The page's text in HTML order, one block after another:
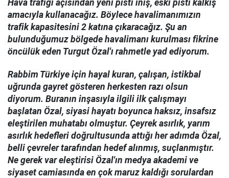
Hava trafiği açısından yeni pisti iniş, eski pisti kalkış
amacıyla kullanacağız. Böylece havalimanımızın
trafik kapasitesini 2 katına çıkaracağız. Şu an
bulunduğumuz bölgede havalimanı kurulması fikrine
öncülük eden Turgut Özal'ı rahmetle yad ediyorum.
Rabbim Türkiye için hayal kuran, çalışan, istikbal
uğrunda gayret gösteren herkesten razı olsun
diyorum. Buranın inşasıyla ilgili ilk çalışmayı
başlatan Özal, siyasi hayatı boyunca haksız, insafsız
eleştirilen muhatabı olmuştur. Çeyrek asırlık, yarım
asırlık hedefleri doğrultusunda attığı her adımda Özal,
belli çevreler tarafından hedef alınmış, suçlanmıştır.
Ne gerek var eleştirisi Özal'ın medya akademi ve
siyaset camiasında en çok maruz kaldığı sorulardan